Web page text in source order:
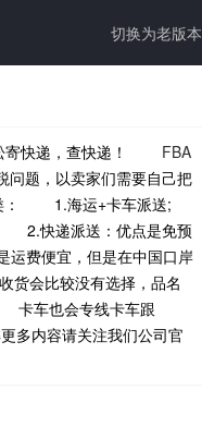
切换为老版本
松寄快递，查快递！ FBA
问题，以卖家们需要自己把
类： 1.海运+卡车派送;
快递派送：优点是免预
费便宜，但是在中国口岸
会比较没有选择，品名
卡车也会专线卡车跟
多内容请关注我们公司官